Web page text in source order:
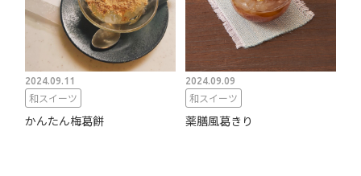
2024.09.11
和スイーツ
かんたん梅葛餅
2024.09.09
和スイーツ
薬膳風葛きり